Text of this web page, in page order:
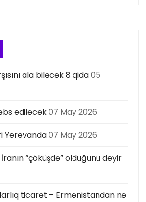
ala biləcək 8 qida05
ediləcək07 May 2026
Yerevanda07 May 2026
“çöküşdə” olduğunu deyir
ticarət – Ermənistandan nə